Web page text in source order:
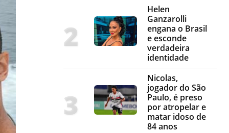
Helen
Ganzarolli
engana o Brasil
e esconde
verdadeira
identidade
Nicolas,
jogador do São
Paulo, é preso
por atropelar e
matar idoso de
84 anos